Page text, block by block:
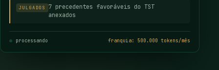
JULGADOS
7 precedentes favoráveis do TST
anexados
processando franquia: 500.000 tokens/mês